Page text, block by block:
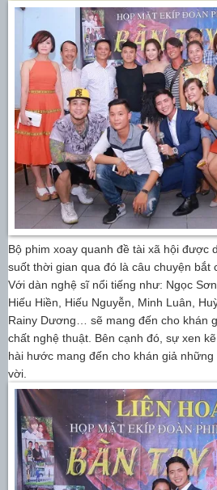
Bộ phim xoay quanh đề tài xã hội được
suốt thời gian qua đó là câu chuyện bắt
Với dàn nghệ sĩ nổi tiếng như: Ngọc
Hiếu Hiền, Hiếu Nguyễn, Minh Luân,
Rainy Dương… sẽ mang đến cho khán
chất nghệ thuật. Bên cạnh đó, sự xen
hài hước mang đến cho khán giả
vời.